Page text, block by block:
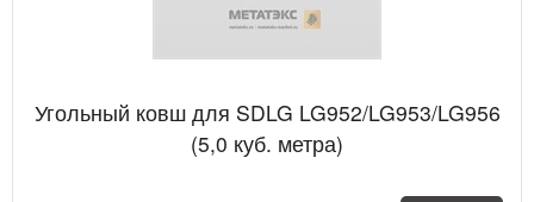
Угольный ковш для SDLG LG952/LG953/LG956
(5,0 куб. метра)